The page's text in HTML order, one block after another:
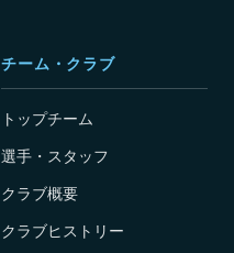
チーム・クラブ
トップチーム
選手・スタッフ
クラブ概要
クラブヒストリー